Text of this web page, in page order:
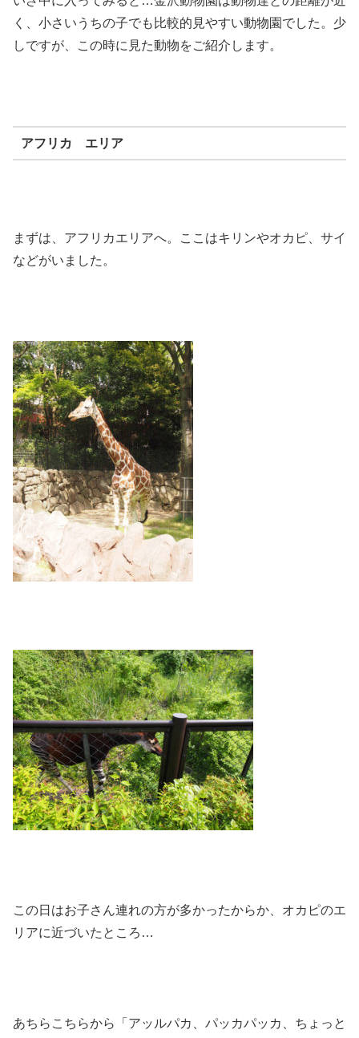
く、小さいうちの子でも比較的見やすい動物園でした。少
しですが、この時に見た動物をご紹介します。
アフリカ エリア
まずは、アフリカエリアへ。ここはキリンやオカピ、サイ
などがいました。
この日はお子さん連れの方が多かったからか、オカピのエ
リアに近づいたところ…
あちらこちらから「アッルパカ、パッカパッカ、ちょっと